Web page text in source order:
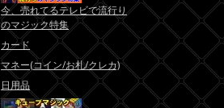
今、売れてるテレビで流行り
のマジック特集
カード
マネー(コイン/お札/クレカ)
日用品